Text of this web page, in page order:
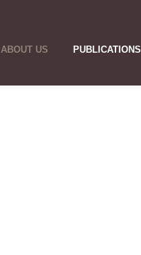
ABOUT US PUBLICATIONS